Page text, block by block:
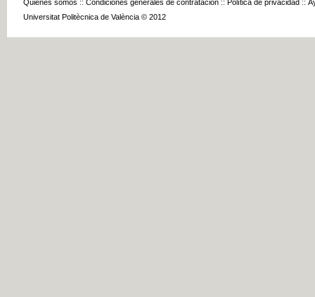
Quienes somos :: Condiciones generales de contratación :: Política de privacidad ::
Universitat Politècnica de València © 2012